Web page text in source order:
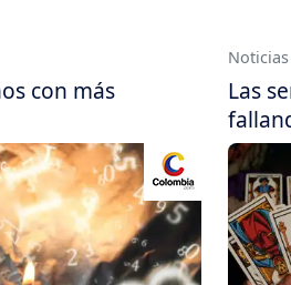
con más
Noticias
Las